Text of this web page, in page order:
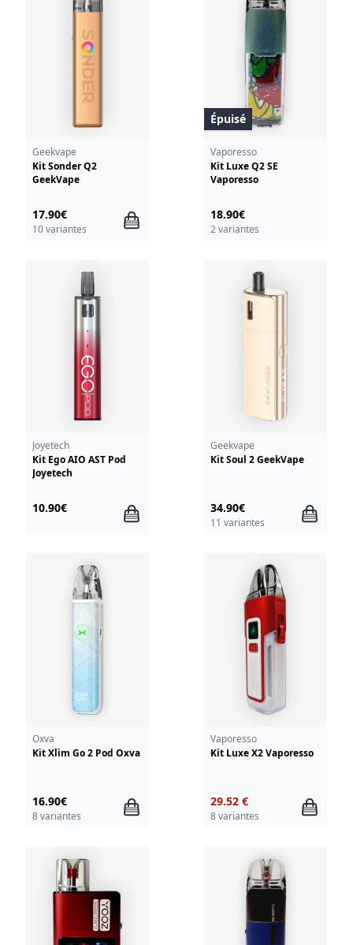
Geekvape
Kit Sonder Q2
GeekVape
17.90€
10 variantes
Épuisé
Vaporesso
Kit Luxe Q2 SE
Vaporesso
18.90€
2 variantes
Joyetech
Kit Ego AIO AST Pod
Joyetech
10.90€
Geekvape
Kit Soul 2 GeekVape
34.90€
11 variantes
Oxva
Kit Xlim Go 2 Pod Oxva
16.90€
8 variantes
Vaporesso
Kit Luxe X2 Vaporesso
29.52 €
8 variantes